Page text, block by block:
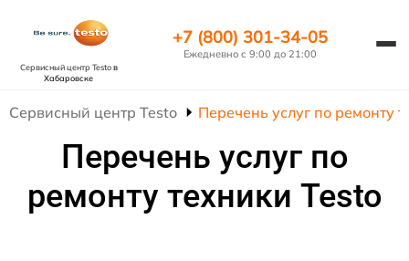
Сервисный центр Testoв
Хабаровске
+7 (800) 301-34-05
Ежедневно с 9:00 до 21:00
Сервисный центр Testo Перечень услуг по ремонту
Перечень услуг по
ремонту техники Testo